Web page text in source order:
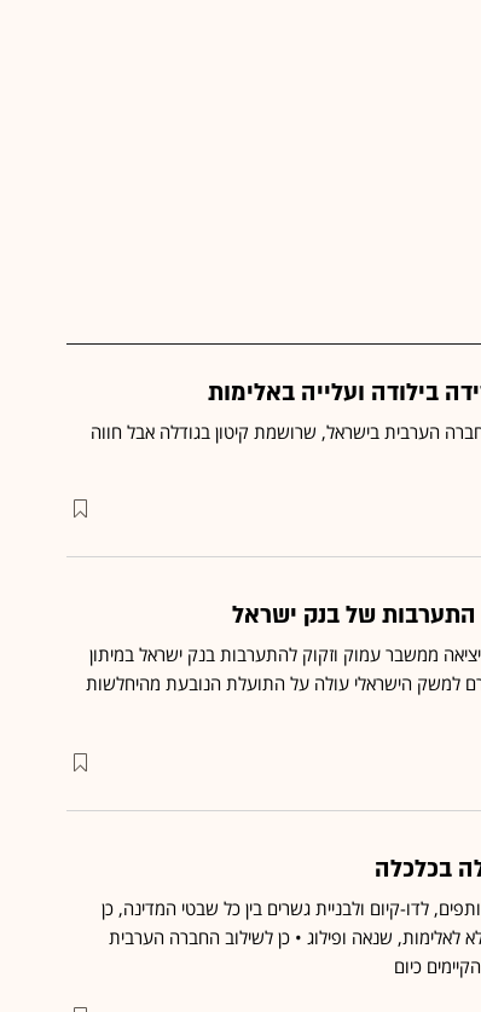
בילודה ועלייה באלימות
הערבית בישראל, שרושמת קיטון בגודלה אבל חווה
התערבות של בנק ישראל
ממשבר עמוק וזקוק להתערבות בנק ישראל במיתון
למשק הישראלי עולה על התועלת הנובעת מהיחלשות
בכלכלה
לדו-קיום ולבניית גשרים בין כל שבטי המדינה, כן
שנאה ופילוג • כן לשילוב החברה הערבית
כיום